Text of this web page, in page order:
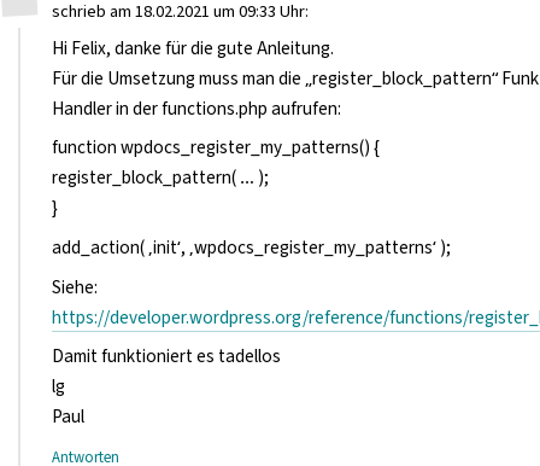
schrieb am 18.02.2021 um 09:33 Uhr:
Hi Felix, danke für die gute Anleitung.
Für die Umsetzung muss man die „register_block_pattern“
Handler in der functions.php aufrufen:
function wpdocs_register_my_patterns() {
register_block_pattern( … );
}
add_action( ‚init‘, ‚wpdocs_register_my_patterns‘ );
Siehe:
https://developer.wordpress.org/reference/functions/
Damit funktioniert es tadellos
lg
Paul
Antworten